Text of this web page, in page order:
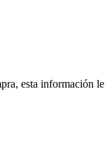
esta información